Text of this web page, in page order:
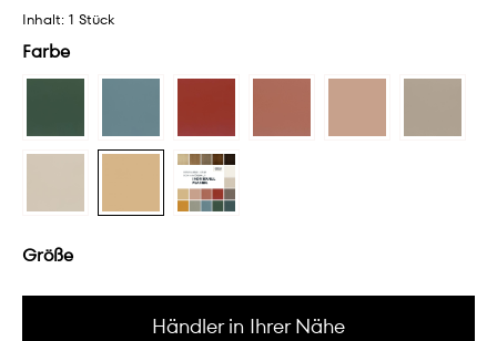
Inhalt: 1 Stück
Farbe
Größe
Händler in Ihrer Nähe